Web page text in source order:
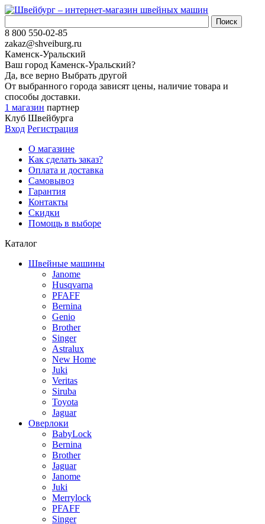
8 800 550-02-85
zakaz@shveiburg.ru
Каменск-Уральский
Ваш город Каменск-Уральский?
Да, все верно Выбрать другой
От выбранного города зависят цены, наличие товара и
способы доставки.
1 магазин партнер
Клуб Швейбурга
Вход Регистрация
О магазине
Как сделать заказ?
Оплата и доставка
Самовывоз
Гарантия
Контакты
Скидки
Помощь в выборе
Каталог
Швейные машины
Janome
Husqvarna
PFAFF
Bernina
Genio
Brother
Singer
Astralux
New Home
Juki
Veritas
Siruba
Toyota
Jaguar
Оверлоки
BabyLock
Bernina
Brother
Jaguar
Janome
Juki
Merrylock
PFAFF
Singer